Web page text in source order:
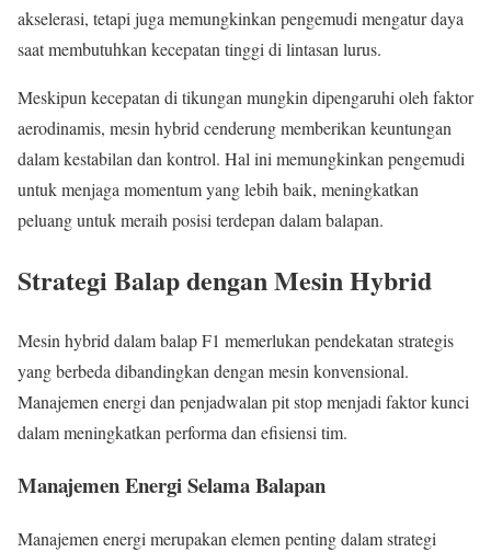
akselerasi, tetapi juga memungkinkan pengemudi mengatur daya
saat membutuhkan kecepatan tinggi di lintasan lurus.
Meskipun kecepatan di tikungan mungkin dipengaruhi oleh faktor
aerodinamis, mesin hybrid cenderung memberikan keuntungan
dalam kestabilan dan kontrol. Hal ini memungkinkan pengemudi
untuk menjaga momentum yang lebih baik, meningkatkan
peluang untuk meraih posisi terdepan dalam balapan.
Strategi Balap dengan Mesin Hybrid
Mesin hybrid dalam balap F1 memerlukan pendekatan strategis
yang berbeda dibandingkan dengan mesin konvensional.
Manajemen energi dan penjadwalan pit stop menjadi faktor kunci
dalam meningkatkan performa dan efisiensi tim.
Manajemen Energi Selama Balapan
Manajemen energi merupakan elemen penting dalam strategi